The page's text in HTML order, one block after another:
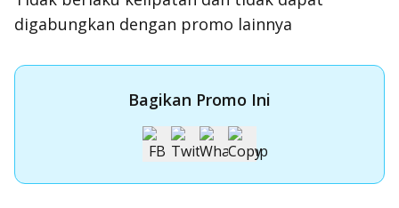
digabungkan dengan promo lainnya
Bagikan Promo Ini
Apply Kartu Kredit OCBC NISP